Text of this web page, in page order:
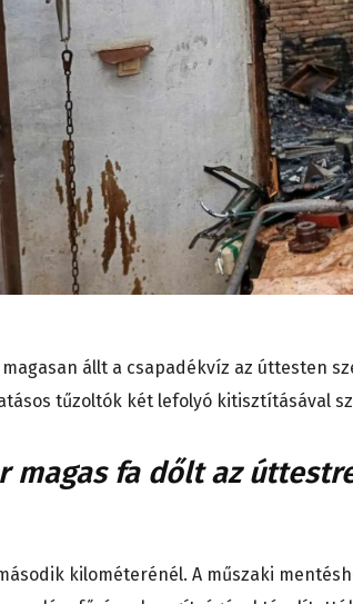
állt a csapadékvíz az úttesten
tűzoltók két lefolyó kitisztításával
magas fa dőlt az
kilométerénél. A műszaki